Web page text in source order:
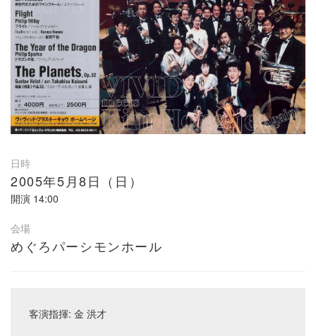
日時
2005年5月8日（日）
開演 14:00
会場
めぐろパーシモンホール
客演指揮: 金 洪才